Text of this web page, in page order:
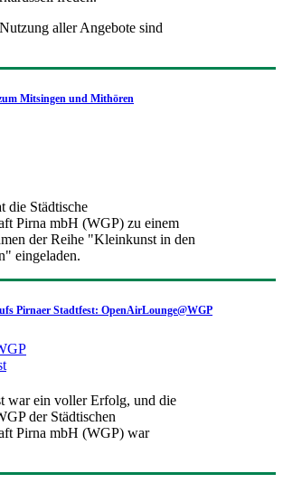
aller Angebote sind
Mitsingen und Mithören
die Städtische
Pirna mbH (WGP) zu einem
der Reihe "Kleinkunst in den
eingeladen.
Pirnaer Stadtfest: OpenAirLounge@WGP
war ein voller Erfolg, und die
der Städtischen
Pirna mbH (WGP) war